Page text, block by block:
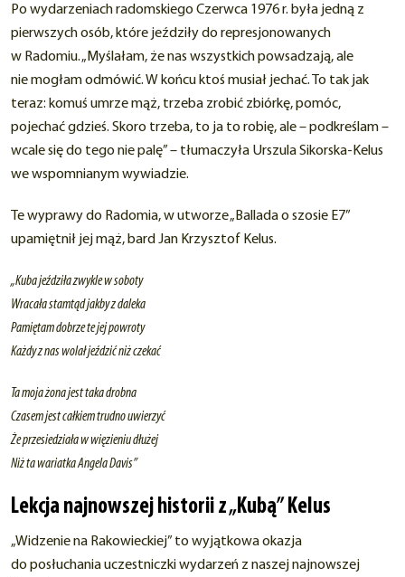
Po wydarzeniach radomskiego Czerwca 1976 r. była jedną z
pierwszych osób, które jeździły do represjonowanych
w Radomiu. „Myślałam, że nas wszystkich powsadzają, ale
nie mogłam odmówić. W końcu ktoś musiał jechać. To tak jak
teraz: komuś umrze mąż, trzeba zrobić zbiórkę, pomóc,
pojechać gdzieś. Skoro trzeba, to ja to robię, ale – podkreślam –
wcale się do tego nie palę” – tłumaczyła Urszula Sikorska-Kelus
we wspomnianym wywiadzie.
Te wyprawy do Radomia, w utworze „Ballada o szosie E7”
upamiętnił jej mąż, bard Jan Krzysztof Kelus.
„Kuba jeździła zwykle w soboty
Wracała stamtąd jakby z daleka
Pamiętam dobrze te jej powroty
Każdy z nas wolał jeździć niż czekać
Ta moja żona jest taka drobna
Czasem jest całkiem trudno uwierzyć
Że przesiedziała w więzieniu dłużej
Niż ta wariatka Angela Davis”
Lekcja najnowszej historii z „Kubą” Kelus
„Widzenie na Rakowieckiej” to wyjątkowa okazja
do posłuchania uczestniczki wydarzeń z naszej najnowszej